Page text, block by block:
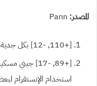
المصدر:
[+110,
-12]
بكل
[+89,
-17]
جيني
استخدام الإنستقرام